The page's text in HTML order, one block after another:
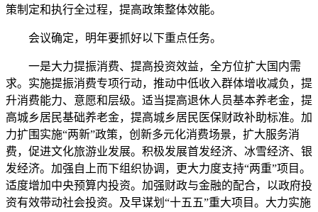
策制定和执行全过程，提高政策整体效能。
会议确定，明年要抓好以下重点任务。
一是大力提振消费、提高投资效益，全方位扩大国内需
求。实施提振消费专项行动，推动中低收入群体增收减负，提
升消费能力、意愿和层级。适当提高退休人员基本养老金，提
高城乡居民基础养老金，提高城乡居民医保财政补助标准。加
力扩围实施“两新”政策，创新多元化消费场景，扩大服务消
费，促进文化旅游业发展。积极发展首发经济、冰雪经济、银
发经济。加强自上而下组织协调，更大力度支持“两重”项目。
适度增加中央预算内投资。加强财政与金融的配合，以政府投
资有效带动社会投资。及早谋划“十五五”重大项目。大力实施